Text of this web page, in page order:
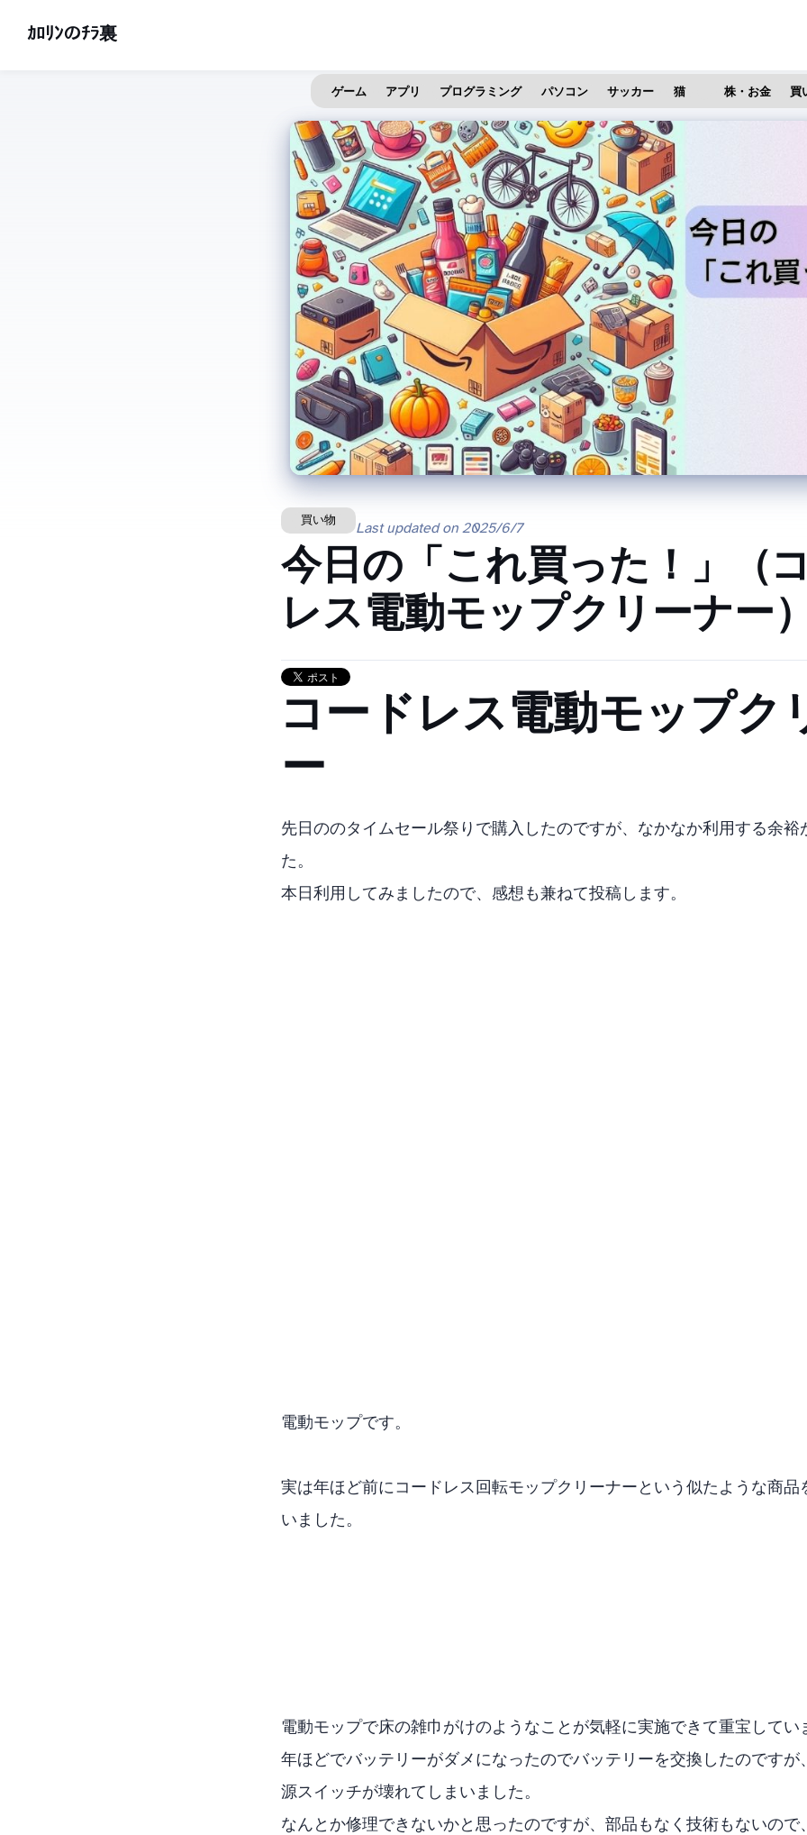
ｶﾛﾘﾝのﾁﾗ裏
ゲーム アプリ プログラミング パソコン サッカー 猫 株・お金 買
買い物
Last updated on 2025/6/7
今日の「これ買った！」（GOBOT
レス電動モップクリーナー）
GOBOT コードレス電動モップ
ー
先日のAmazonのタイムセール祭りで購入したのですが、なかなか利用する余
た。
本日利用してみましたので、感想も兼ねて投稿します。
電動モップです。
実は2年ほど前にCCP コードレス回転モップクリーナーNeo+という似たような商
いました。
電動モップで床の雑巾がけのようなことが気軽に実施できて重宝してい
1.5年ほどでバッテリーがダメになったのでバッテリーを交換したのです
源スイッチが壊れてしまいました。
なんとか修理できないかと思ったのですが、部品もなく技術もないので